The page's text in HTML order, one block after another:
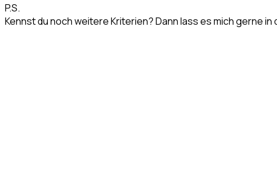
P.S.
Kennst du noch weitere Kriterien? Dann lass es mich gerne